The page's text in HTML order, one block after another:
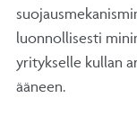
luonnollisesti
yritykselle kullan
ääneen.